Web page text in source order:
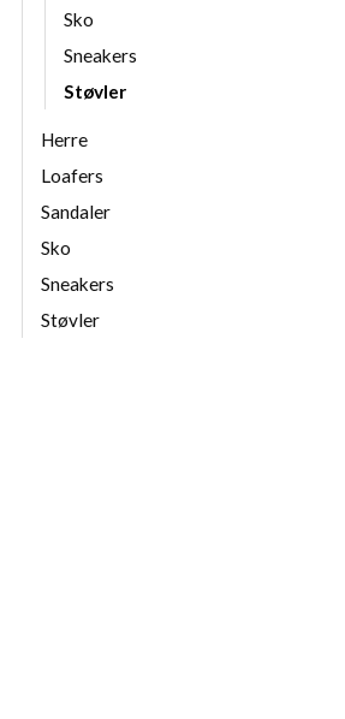
Sko
Sneakers
Støvler
Herre
Loafers
Sandaler
Sko
Sneakers
Støvler